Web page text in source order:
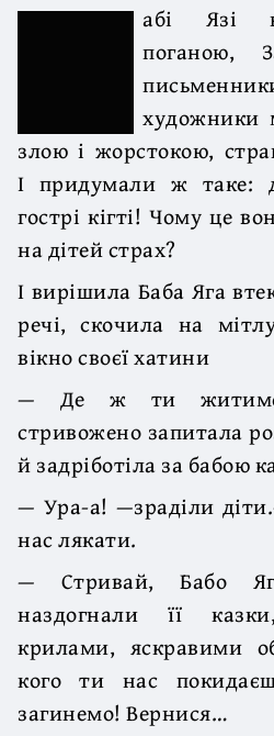
абі Язі
поганою,
художники
злою і жорстокою,
І придумали ж таке:
гострі кігті! Чому це
на дітей страх?
І вирішила Баба Яга
речі, скочила на
вікно своєї хатини
— Де ж ти
стривожено запитала
й задріботіла за бабою
— Ура-а! —зраділи
нас лякати.
— Стривай, Бабо
наздогнали її
крилами, яскравими
кого ти нас
загинемо! Вернися…